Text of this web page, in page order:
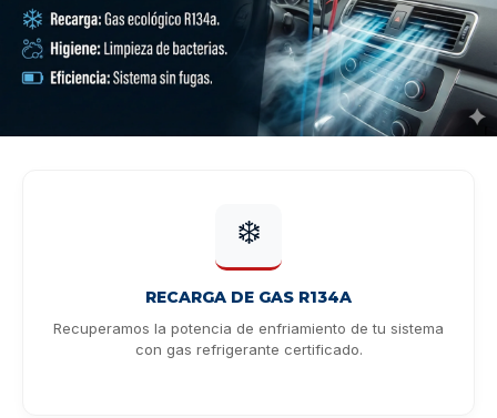
❄️
RECARGA DE GAS R134A
Recuperamos la potencia de enfriamiento de tu sistema
con gas refrigerante certificado.